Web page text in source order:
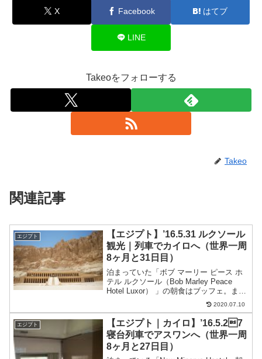
X Facebook はてブ
LINE
Takeoをフォローする
Takeo
関連記事
エジプト
【エジプト】’16.5.31 ルクソール
観光｜列車でカイロへ（世界一周
8ヶ月と31日目）
泊まっていた「ボブ マーリー ピース ホ
テル ルクソール（Bob Marley Peace
Hotel Luxor） 」の朝食はブッフェ。まぁ
普通。agodaで詳しくみてみる宿で申し
込んだルクソール西岸ツアーに参加。40£
（約480円）と格...
2020.07.10
エジプト
【エジプト｜カイロ】’16.5.27
寝台列車でアスワンへ（世界一周
8ヶ月と27日目）